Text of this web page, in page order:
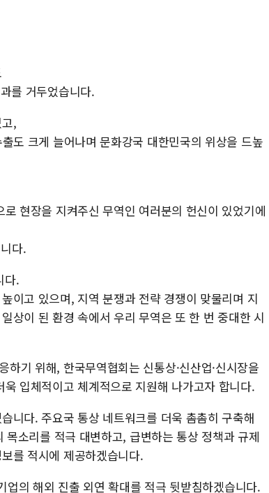
를 거두었습니다.
,
도 크게 늘어나며 문화강국 대한민국의 위상을 드높
현장을 지켜주신 무역인 여러분의 헌신이 있었기에
다.
다.
이고 있으며, 지역 분쟁과 전략 경쟁이 맞물리며 지
상이 된 환경 속에서 우리 무역은 또 한 번 중대한 시
기 위해, 한국무역협회는 신통상·신산업·신시장을
입체적이고 체계적으로 지원해 나가고자 합니다.
니다. 주요국 통상 네트워크를 더욱 촘촘히 구축해
소리를 적극 대변하고, 급변하는 통상 정책과 규제
를 적시에 제공하겠습니다.
의 해외 진출 외연 확대를 적극 뒷받침하겠습니다.